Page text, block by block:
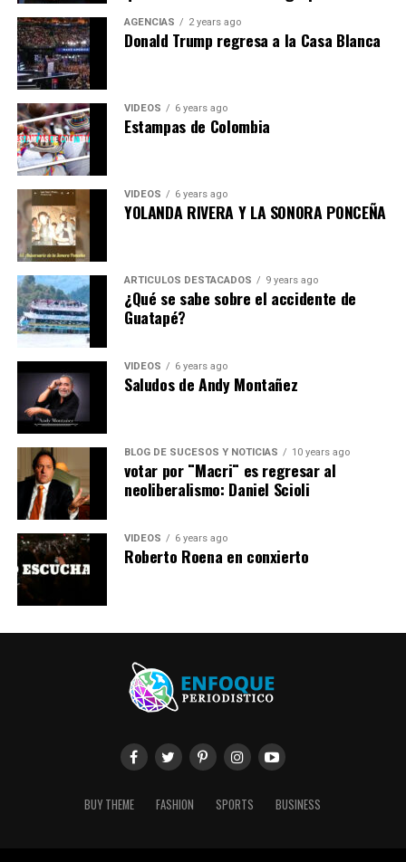
AGENCIAS 2 years ago
Donald Trump regresa a la Casa Blanca
VIDEOS 6 years ago
Estampas de Colombia
VIDEOS 6 years ago
YOLANDA RIVERA Y LA SONORA PONCEÑA
ARTICULOS DESTACADOS 9 years ago
¿Qué se sabe sobre el accidente de
Guatapé?
VIDEOS 6 years ago
Saludos de Andy Montañez
BLOG DE SUCESOS Y NOTICIAS 10 years ago
votar por ¨Macri¨ es regresar al
neoliberalismo: Daniel Scioli
VIDEOS 6 years ago
Roberto Roena en conxierto
BUY THEME FASHION SPORTS BUSINESS